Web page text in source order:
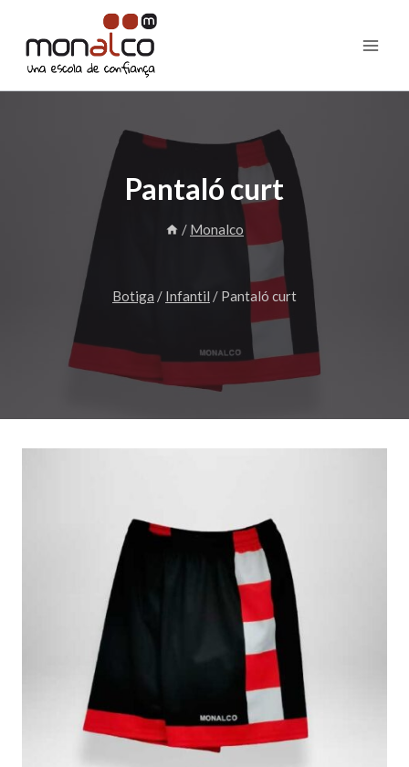
contingut
Pantaló curt
/ Monalco
Botiga / Infantil / Pantaló curt